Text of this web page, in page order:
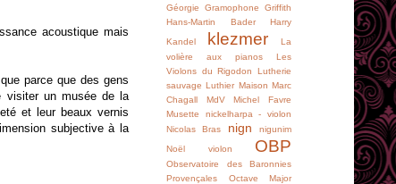
acoustique mais
parce que des gens
visiter un musée de la
et leur beaux vernis
subjective à la
Géorgie
Gramophone
Griffith
Hans-Martin Bader
Harry
Kandel
klezmer
La
volière aux pianos
Les
Violons du Rigodon
Lutherie
sauvage Luthier Maison Marc
Chagall
MdV
Michel Favre
Musette
nickelharpa - violon
Nicolas Bras
nign
nigunim
Noël violon
OBP
Observatoire des Baronnies
Provençales
Octave Major